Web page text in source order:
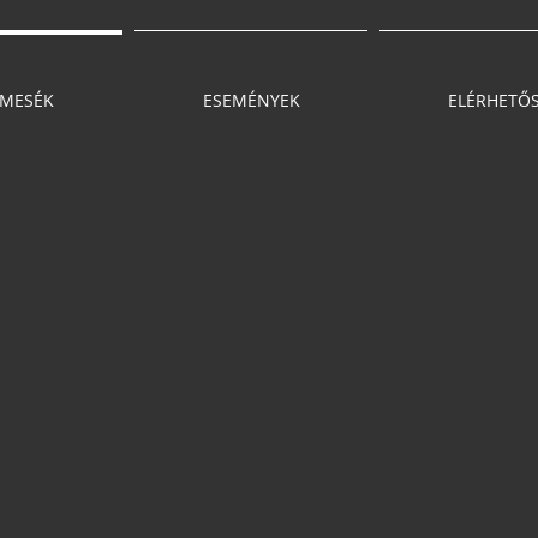
MESÉK ESEMÉNYEK